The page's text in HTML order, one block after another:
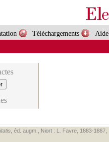
Aide
Téléchargements
, éd. augm., Niort : L. Favre, 1883‑1887,